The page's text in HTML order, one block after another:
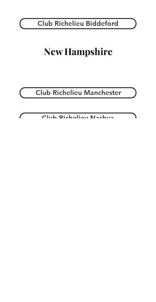
Club Richelieu Biddeford
New Hampshire
Club Richelieu Manchester
Club Richelieu Nashua